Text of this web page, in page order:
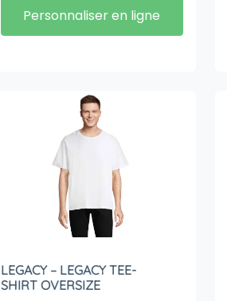
Personnaliser en ligne
LEGACY – LEGACY TEE-
SHIRT OVERSIZE